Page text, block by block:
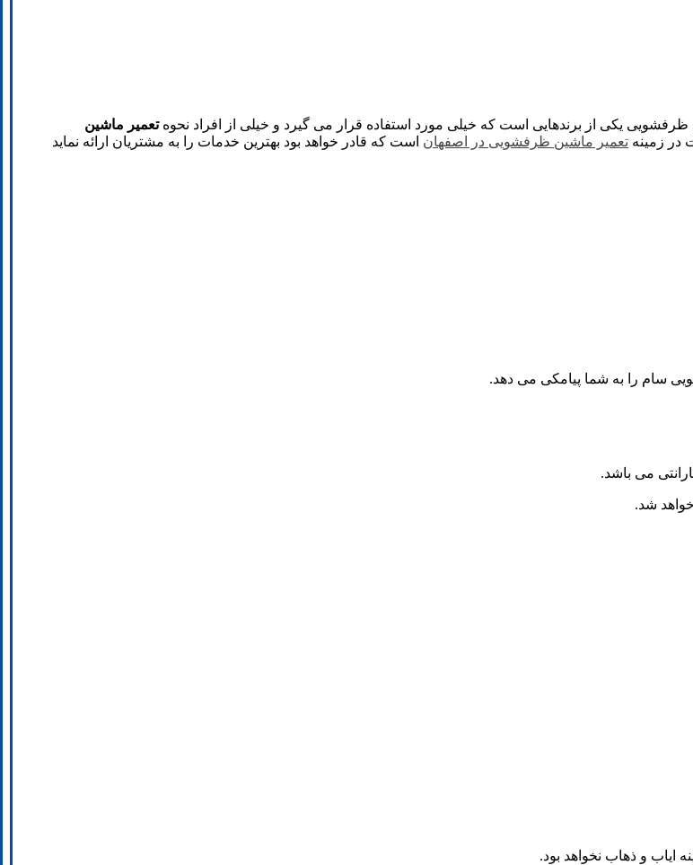
یکی از برندهایی است که خیلی مورد استفاده قرار می گیرد و خیلی از افراد نحوهتعمیر ماشین
در زمینه تعمیر ماشین ظرفشویی در اصفهان است که قادر خواهد بود بهترین خدمات را به مشتریان ارائه نماید
سام را به شما پیامکی می دهد.
می باشد.
شد.
ایاب و ذهاب نخواهد بود.